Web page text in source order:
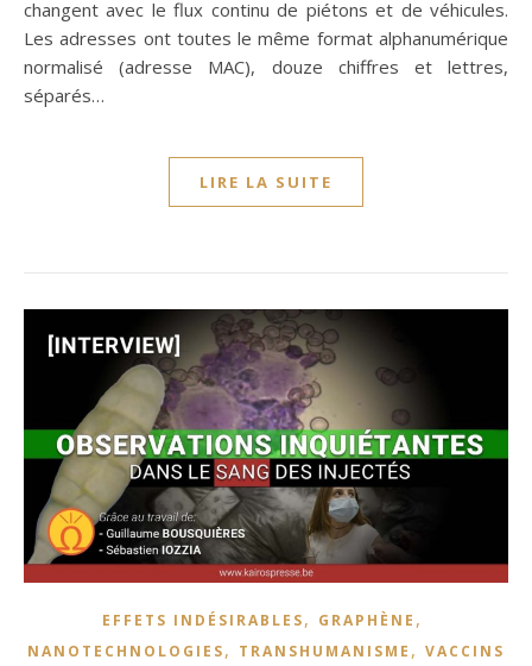
changent avec le flux continu de piétons et de véhicules.
Les adresses ont toutes le même format alphanumérique
normalisé (adresse MAC), douze chiffres et lettres,
séparés…
LIRE LA SUITE
EFFETS INDÉSIRABLES, GRAPHÈNE ,
NANOTECHNOLOGIES, TRANSHUMANISME , VACCINS